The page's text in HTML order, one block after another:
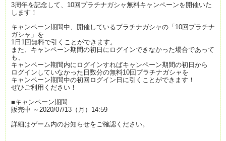
3周年を記念して、10回プラチナガシャ無料キャンペーンを開催いた
します！
キャンペーン期間中、開催しているプラチナガシャの「10回プラチナ
ガシャ」を
1日1回無料で引くことができます。
また、キャンペーン期間の初日にログインできなかった場合であって
も、
キャンペーン期間内にログインすればキャンペーン期間の初日から
ログインしていなかった日数分の無料10回プラチナガシャを
キャンペーン期間中の初回ログイン日に引くことができます！
ぜひご利用ください！
■キャンペーン期間
販売中 ～2020/07/13（月）14:59
詳細はゲーム内のお知らせをご確認ください。